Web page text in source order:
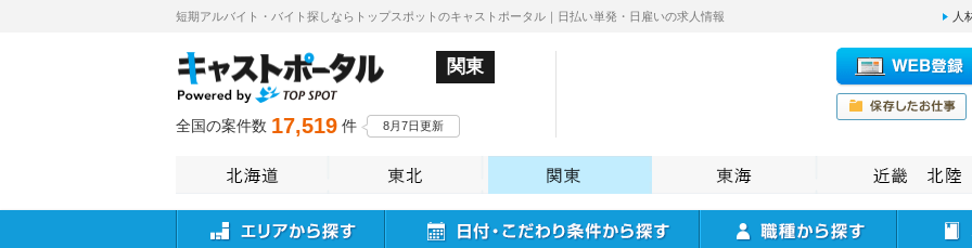
短期アルバイト・バイト探しならトップスポットのキャストポータル｜日払い単発・日雇いの求人情報 人
関東
全国の案件数 17,519 件 8月7日更新